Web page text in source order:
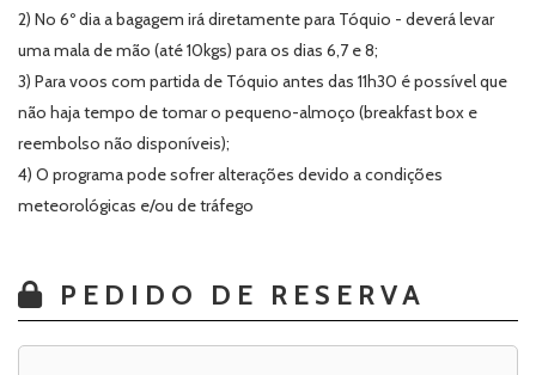
2) No 6º dia a bagagem irá diretamente para Tóquio - deverá levar
uma mala de mão (até 10kgs) para os dias 6,7 e 8;
3) Para voos com partida de Tóquio antes das 11h30 é possível que
não haja tempo de tomar o pequeno-almoço (breakfast box e
reembolso não disponíveis);
4) O programa pode sofrer alterações devido a condições
meteorológicas e/ou de tráfego
PEDIDO DE RESERVA